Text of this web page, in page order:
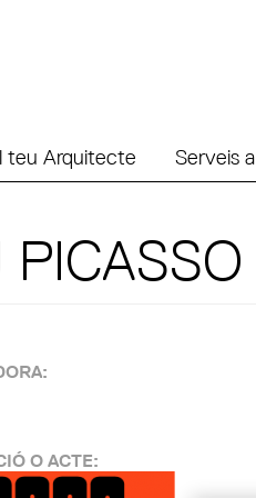
teu Arquitecte Serveis
O ACTE: